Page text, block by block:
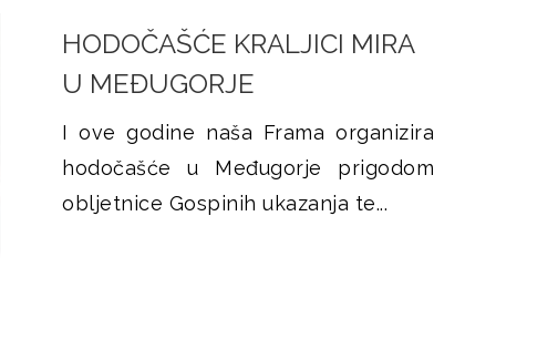
HODOČAŠĆE KRALJICI MIRA
U MEĐUGORJE
I ove godine naša Frama organizira
hodočašće u Međugorje prigodom
obljetnice Gospinih ukazanja te...